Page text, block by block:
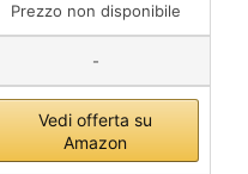
Prezzo non disponibile
-
Vedi offerta su
Amazon